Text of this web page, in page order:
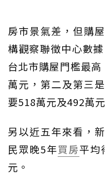
房市景氣差，但購
構觀察聯徵中心數
台北市購屋門檻最
萬元，第二及第三
要518萬元及492萬元
另以近五年來看，
民眾晚5年買房平均
元。